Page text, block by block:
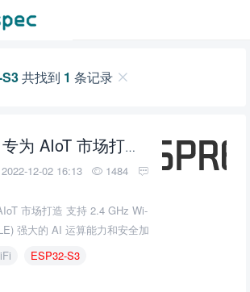
共找到 1 条记录
市场打造 支持 2.4 GHz Wi-Fi 和 Bluetooth 5 (LE) 强大的 AI 运算能力和安全加密机制
2022-12-02 16:13
1484
市场打造 支持 2.4 GHz Wi-
强大的 AI 运算能力和安全加
ESP32-S3